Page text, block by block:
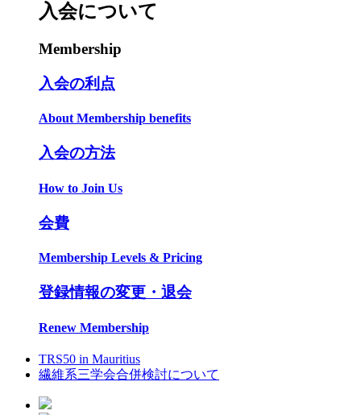
入会について
Membership
入会の利点
About Membership benefits
入会の方法
How to Join Us
会費
Membership Levels & Pricing
登録情報の変更・退会
Renew Membership
TRS50 in Mauritius
繊維系三学会合併検討について